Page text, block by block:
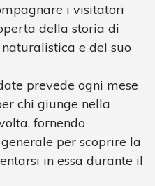
i visitatori
della storia di
e del suo
prevede ogni mese
chi giunge nella
fornendo
per scoprire la
in essa durante il